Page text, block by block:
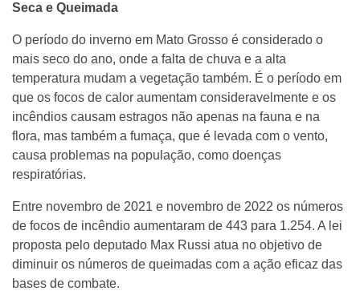
Seca e Queimada
O período do inverno em Mato Grosso é considerado o
mais seco do ano, onde a falta de chuva e a alta
temperatura mudam a vegetação também. É o período em
que os focos de calor aumentam consideravelmente e os
incêndios causam estragos não apenas na fauna e na
flora, mas também a fumaça, que é levada com o vento,
causa problemas na população, como doenças
respiratórias.
Entre novembro de 2021 e novembro de 2022 os números
de focos de incêndio aumentaram de 443 para 1.254. A lei
proposta pelo deputado Max Russi atua no objetivo de
diminuir os números de queimadas com a ação eficaz das
bases de combate.